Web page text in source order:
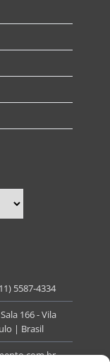
5587-4334
166 - Vila
| Brasil